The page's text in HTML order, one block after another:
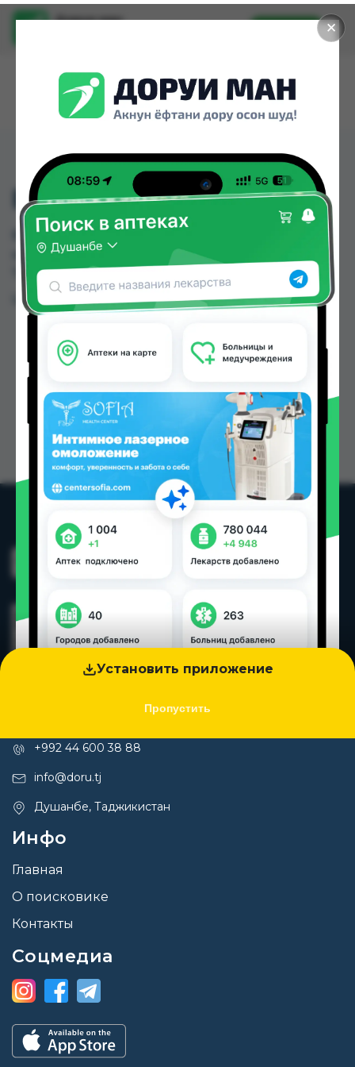
✕
Установить приложение
Пропустить
Доруи ман
Установить
ВИТАМИНИ Е ТБ №10
ВИТАМИНИ Е ТБ №10 можно купить или
заказать в аптеках Душанбе и других городах
Таджикистана
Цена: от
+992 44 600 38 88
info@doru.tj
Душанбе, Таджикистан
Инфо
Главная
О поисковике
Контакты
Соцмедиа